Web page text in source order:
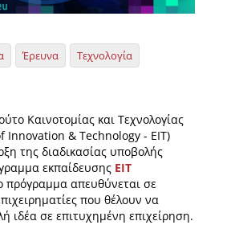
Έρευνα
Τεχνολογία
Καινοτομίας και Τεχνολογίας
Innovation & Technology - EIT)
της διαδικασίας υποβολής
εκπαίδευσης EIT
πρόγραμμα απευθύνεται σε
που θέλουν να
ιδέα σε επιτυχημένη επιχείρηση.